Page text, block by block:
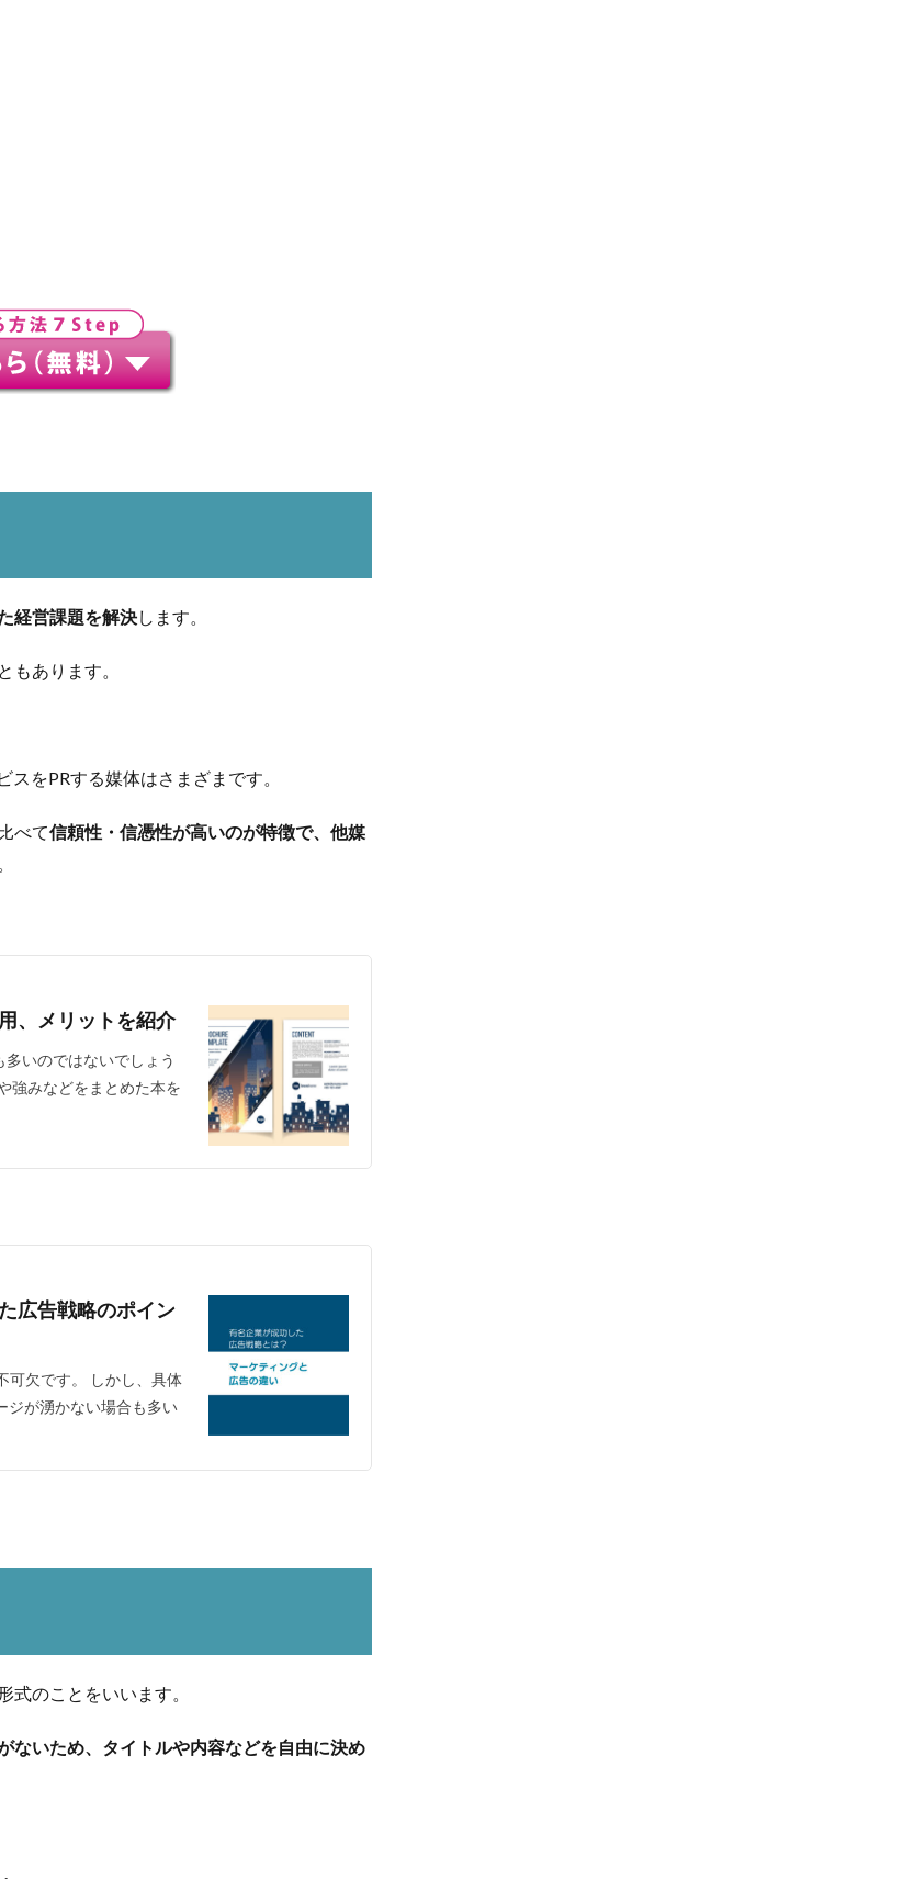
経営課題を解決します。
もあります。
をPRする媒体はさまざまです。
べて信頼性・信憑性が高いのが特徴で、他媒
、メリットを紹介
いのではないでしょう
強みなどをまとめた本を
広告戦略のポイン
可欠です。 しかし、具体
ジが湧かない場合も多い
のことをいいます。
ないため、タイトルや内容などを自由に決め